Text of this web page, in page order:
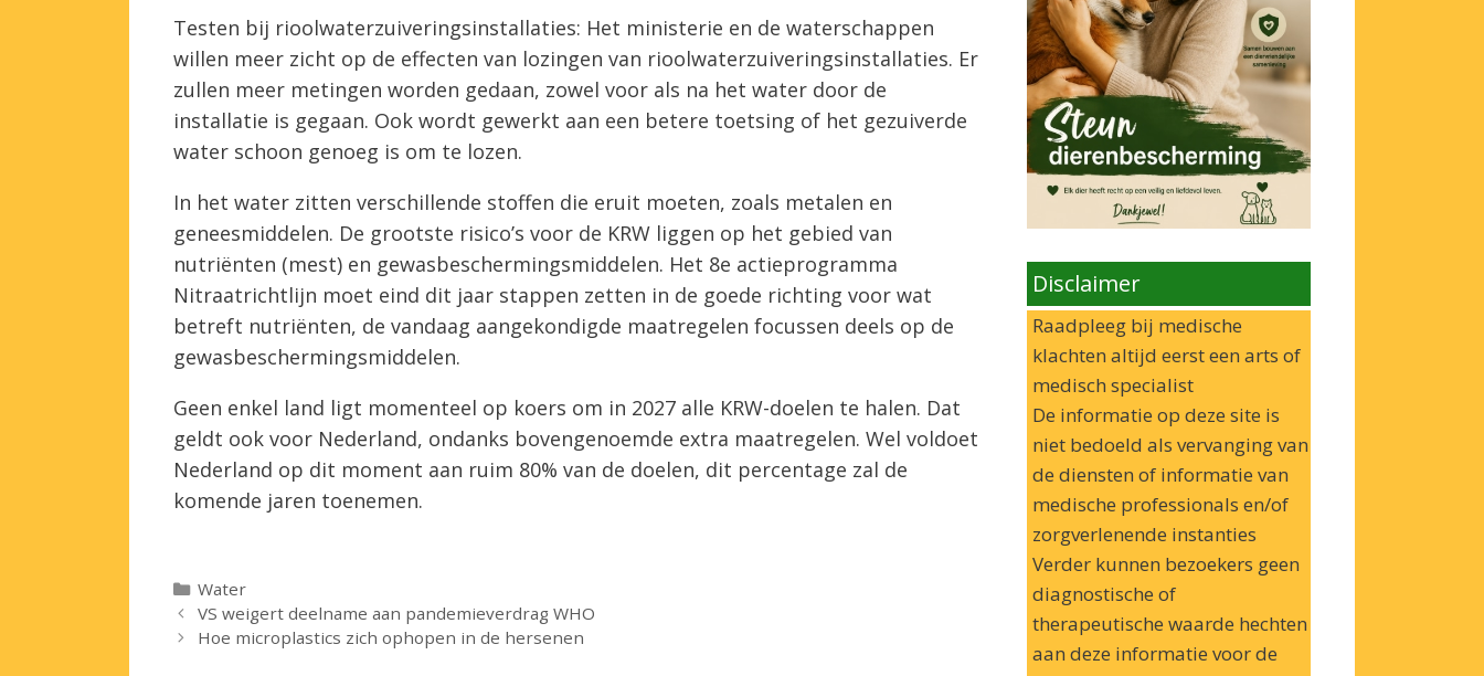
Testen bij rioolwaterzuiveringsinstallaties: Het ministerie en de waterschappen
willen meer zicht op de effecten van lozingen van rioolwaterzuiveringsinstallaties. Er
zullen meer metingen worden gedaan, zowel voor als na het water door de
installatie is gegaan. Ook wordt gewerkt aan een betere toetsing of het gezuiverde
water schoon genoeg is om te lozen.
In het water zitten verschillende stoffen die eruit moeten, zoals metalen en
geneesmiddelen. De grootste risico’s voor de KRW liggen op het gebied van
nutriënten (mest) en gewasbeschermingsmiddelen. Het 8e actieprogramma
Nitraatrichtlijn moet eind dit jaar stappen zetten in de goede richting voor wat
betreft nutriënten, de vandaag aangekondigde maatregelen focussen deels op de
gewasbeschermingsmiddelen.
Geen enkel land ligt momenteel op koers om in 2027 alle KRW-doelen te halen. Dat
geldt ook voor Nederland, ondanks bovengenoemde extra maatregelen. Wel voldoet
Nederland op dit moment aan ruim 80% van de doelen, dit percentage zal de
komende jaren toenemen.
Categorieën
Water
VS weigert deelname aan pandemieverdrag WHO
Hoe microplastics zich ophopen in de hersenen
Disclaimer
Raadpleeg bij medische
klachten altijd eerst een arts of
medisch specialist
De informatie op deze site is
niet bedoeld als vervanging van
de diensten of informatie van
medische professionals en/of
zorgverlenende instanties
Verder kunnen bezoekers geen
diagnostische of
therapeutische waarde hechten
aan deze informatie voor de